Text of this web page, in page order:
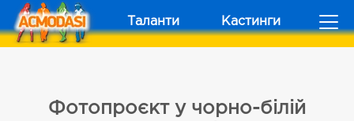
Таланти Кастинги
Фотопроєкт у чорно-білій